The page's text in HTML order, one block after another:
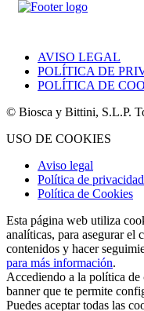
AVISO LEGAL
POLÍTICA DE
POLÍTICA DE
© Biosca y Bittini, S.L.P.
USO DE COOKIES
Aviso legal
Política de privacidad
Política de Cookies
Esta página web utiliza
analíticas, para asegurar el
contenidos y hacer
para más información.
Accediendo a la política de
banner que te permite
Puedes aceptar todas las